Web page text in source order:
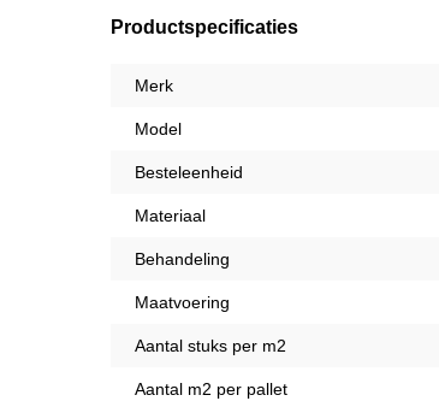
Productspecificaties
Merk
Model
Besteleenheid
Materiaal
Behandeling
Maatvoering
Aantal stuks per m2
Aantal m2 per pallet